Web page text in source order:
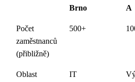
Brno
A
Počet
zaměstnanců
(přibližně)
500+
Oblast
IT